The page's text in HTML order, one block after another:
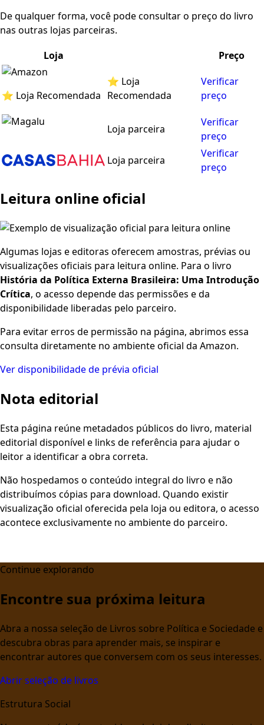
De qualquer forma, você pode consultar o preço do livro
nas outras lojas parceiras.
Loja
Preço
⭐ Loja Recomendada
⭐ Loja
Recomendada
Verificar
preço
Loja parceira
Verificar
preço
Loja parceira
Verificar
preço
Leitura online oficial
Algumas lojas e editoras oferecem amostras, prévias ou
visualizações oficiais para leitura online. Para o livro
História da Política Externa Brasileira: Uma Introdução
Crítica, o acesso depende das permissões e da
disponibilidade liberadas pelo parceiro.
Para evitar erros de permissão na página, abrimos essa
consulta diretamente no ambiente oficial da Amazon.
Ver disponibilidade de prévia oficial
Nota editorial
Esta página reúne metadados públicos do livro, material
editorial disponível e links de referência para ajudar o
leitor a identificar a obra correta.
Não hospedamos o conteúdo integral do livro e não
distribuímos cópias para download. Quando existir
visualização oficial oferecida pela loja ou editora, o acesso
acontece exclusivamente no ambiente do parceiro.
Continue explorando
Encontre sua próxima leitura
Abra a nossa seleção de Livros sobre Política e Sociedade e
descubra obras para aprender mais, se inspirar e
encontrar autores que conversem com os seus interesses.
Abrir seleção de livros
Estrutura Social